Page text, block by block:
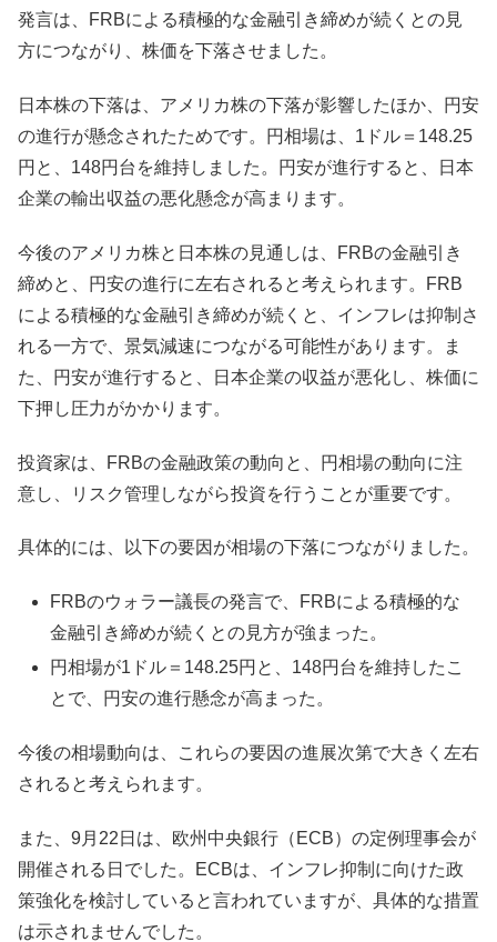
発言は、FRBによる積極的な金融引き締めが続くとの見
方につながり、株価を下落させました。
日本株の下落は、アメリカ株の下落が影響したほか、円安
の進行が懸念されたためです。円相場は、1ドル＝148.25
円と、148円台を維持しました。円安が進行すると、日本
企業の輸出収益の悪化懸念が高まります。
今後のアメリカ株と日本株の見通しは、FRBの金融引き
締めと、円安の進行に左右されると考えられます。FRB
による積極的な金融引き締めが続くと、インフレは抑制さ
れる一方で、景気減速につながる可能性があります。ま
た、円安が進行すると、日本企業の収益が悪化し、株価に
下押し圧力がかかります。
投資家は、FRBの金融政策の動向と、円相場の動向に注
意し、リスク管理しながら投資を行うことが重要です。
具体的には、以下の要因が相場の下落につながりました。
FRBのウォラー議長の発言で、FRBによる積極的な
金融引き締めが続くとの見方が強まった。
円相場が1ドル＝148.25円と、148円台を維持したこ
とで、円安の進行懸念が高まった。
今後の相場動向は、これらの要因の進展次第で大きく左右
されると考えられます。
また、9月22日は、欧州中央銀行（ECB）の定例理事会が
開催される日でした。ECBは、インフレ抑制に向けた政
策強化を検討していると言われていますが、具体的な措置
は示されませんでした。